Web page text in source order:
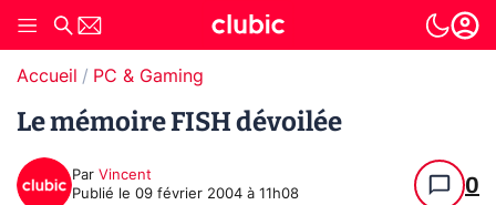
Accueil PC & Gaming
Le mémoire FISH dévoilée
Par Vincent
Publié le 09 février 2004 à 11h08 0